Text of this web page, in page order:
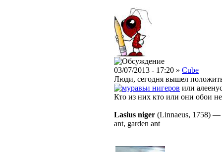
03/07/2013 - 17:20 » Cube
Люди, сегодня вышел
нигеров или
Кто из них кто или они обои
Lasius niger (Linnaeus, 1758) —
ant, garden ant